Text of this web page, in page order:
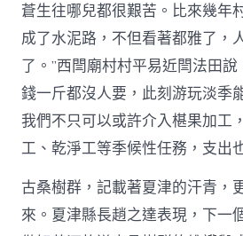
蒼生往哪兒都很艱苦。比來幾年
成了水泥路，不但看著都雅了，
了。”西閆廟村村平易近閆法田說
錢一斤都沒人要，此刻游玩淡季
我們不只可以或許介入椹果加工
工、乾淨工等季候性任務，支出
古桑樹群，記載著夏津的汗青，
來。夏津縣長趙之達表現，下一